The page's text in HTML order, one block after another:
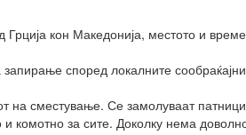
кон Македонија, местото и
според локалните
на сместување. Се замолуваат
комотно за сите. Доколку нема